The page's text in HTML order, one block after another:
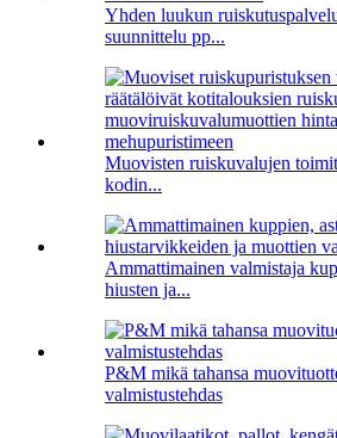
Yhden luukun
suunnittelu pp...
Muovisten ruiskuvalujen
kodin...
Ammattimainen valmistaja
hiusten ja...
P&M mikä tahansa
valmistustehdas